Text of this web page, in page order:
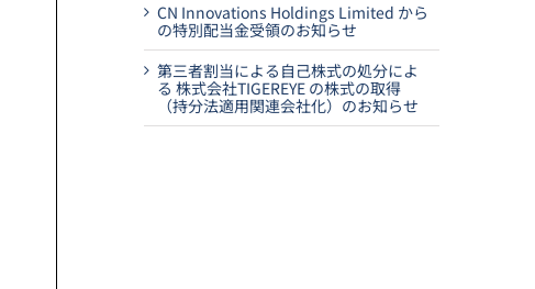
CN Innovations Holdings Limited から
の特別配当金受領のお知らせ
第三者割当による自己株式の処分によ
る 株式会社TIGEREYE の株式の取得
（持分法適用関連会社化）のお知らせ